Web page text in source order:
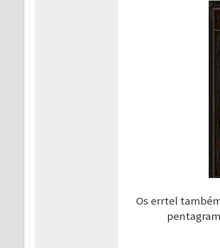
Os errtel